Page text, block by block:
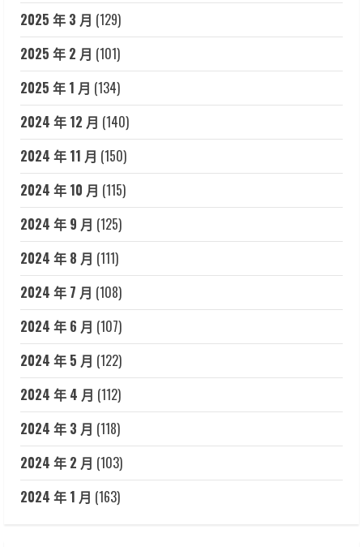
2025 年 3 月 (129)
2025 年 2 月 (101)
2025 年 1 月 (134)
2024 年 12 月 (140)
2024 年 11 月 (150)
2024 年 10 月 (115)
2024 年 9 月 (125)
2024 年 8 月 (111)
2024 年 7 月 (108)
2024 年 6 月 (107)
2024 年 5 月 (122)
2024 年 4 月 (112)
2024 年 3 月 (118)
2024 年 2 月 (103)
2024 年 1 月 (163)